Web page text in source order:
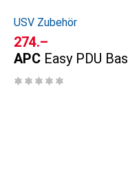
USV Zubehör
CHF
274.–
APC Easy PDU